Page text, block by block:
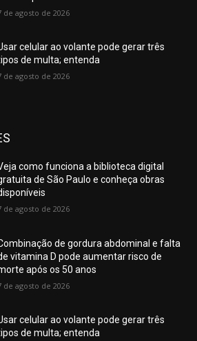
de agosto de 2026
celular ao volante pode gerar três
de multa; entenda
de agosto de 2026
como funciona a biblioteca digital
de São Paulo e conheça obras
de agosto de 2026
de gordura abdominal e falta
vitamina D pode aumentar risco de
após os 50 anos
de agosto de 2026
celular ao volante pode gerar três
de multa; entenda